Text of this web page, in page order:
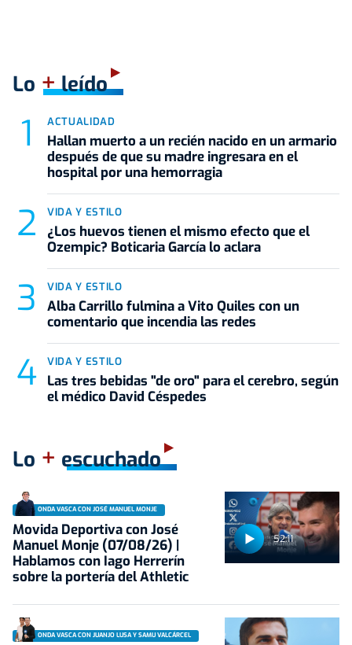
Lo +leído
ACTUALIDAD
Hallan muerto a un recién nacido en un armario
después de que su madre ingresara en el
hospital por una hemorragia
VIDA Y ESTILO
¿Los huevos tienen el mismo efecto que el
Ozempic? Boticaria García lo aclara
VIDA Y ESTILO
Alba Carrillo fulmina a Vito Quiles con un
comentario que incendia las redes
VIDA Y ESTILO
Las tres bebidas "de oro" para el cerebro, según
el médico David Céspedes
Lo + escuchado
52:11
ONDA VASCA CON JOSÉ MANUEL MONJE
Movida Deportiva con José
Manuel Monje (07/08/26) |
Hablamos con Iago Herrerín
sobre la portería del Athletic
ONDA VASCA CON JUANJO LUSA Y SAMU VALCÁRCEL